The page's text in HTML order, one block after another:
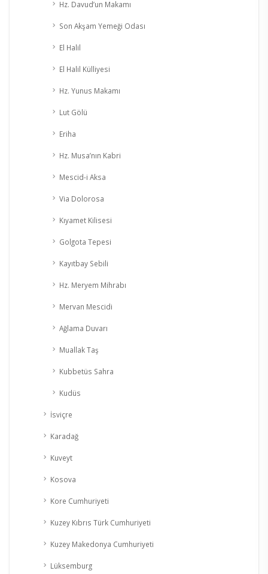
Hz. Davud’un Makamı
Son Akşam Yemeği Odası
El Halil
El Halil Külliyesi
Hz. Yunus Makamı
Lut Gölü
Eriha
Hz. Musa’nın Kabri
Mescid-i Aksa
Via Dolorosa
Kıyamet Kilisesi
Golgota Tepesi
Kayıtbay Sebili
Hz. Meryem Mihrabı
Mervan Mescidi
Ağlama Duvarı
Muallak Taş
Kubbetüs Sahra
Kudüs
İsviçre
Karadağ
Kuveyt
Kosova
Kore Cumhuriyeti
Kuzey Kıbrıs Türk Cumhuriyeti
Kuzey Makedonya Cumhuriyeti
Lüksemburg